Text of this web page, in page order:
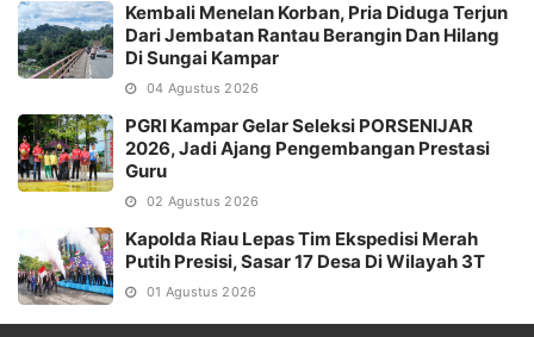
Kembali Menelan Korban, Pria Diduga Terjun
Dari Jembatan Rantau Berangin Dan Hilang
Di Sungai Kampar
04 Agustus 2026
PGRI Kampar Gelar Seleksi PORSENIJAR
2026, Jadi Ajang Pengembangan Prestasi
Guru
02 Agustus 2026
Kapolda Riau Lepas Tim Ekspedisi Merah
Putih Presisi, Sasar 17 Desa Di Wilayah 3T
01 Agustus 2026